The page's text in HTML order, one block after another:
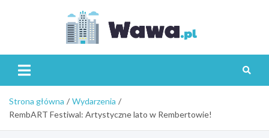
Strona główna
Wydarzenia
RembART Festiwal: Artystyczne lato w Rembertowie!